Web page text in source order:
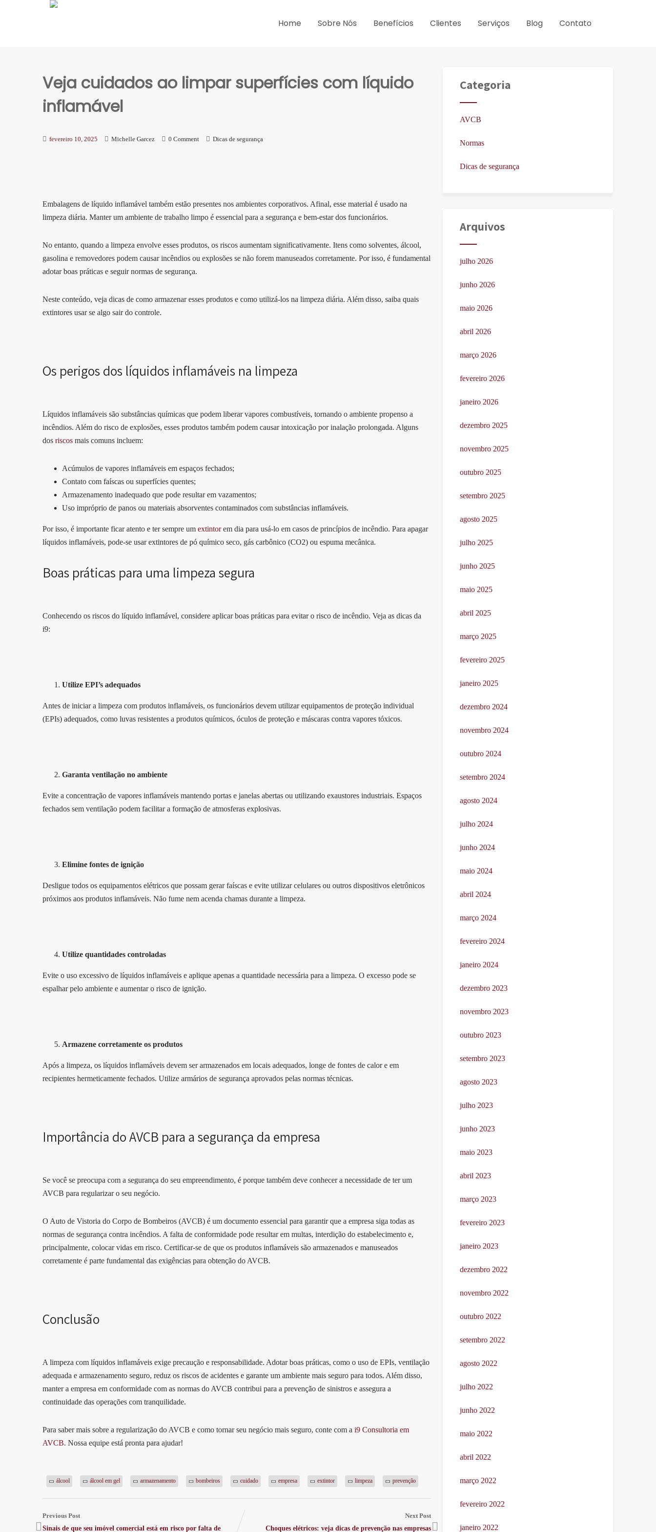
Home Sobre Nós Benefícios Clientes Serviços Blog Contato
Veja cuidados ao limpar superfícies com líquido
inflamável
fevereiro 10, 2025 Michelle Garcez 0 Comment Dicas de segurança
Embalagens de líquido inflamável também estão presentes nos ambientes corporativos. Afinal, esse material é usado na
limpeza diária. Manter um ambiente de trabalho limpo é essencial para a segurança e bem-estar dos funcionários.
No entanto, quando a limpeza envolve esses produtos, os riscos aumentam significativamente. Itens como solventes, álcool,
gasolina e removedores podem causar incêndios ou explosões se não forem manuseados corretamente. Por isso, é fundamental
adotar boas práticas e seguir normas de segurança.
Neste conteúdo, veja dicas de como armazenar esses produtos e como utilizá-los na limpeza diária. Além disso, saiba quais
extintores usar se algo sair do controle.
Os perigos dos líquidos inflamáveis na limpeza
Líquidos inflamáveis são substâncias químicas que podem liberar vapores combustíveis, tornando o ambiente propenso a
incêndios. Além do risco de explosões, esses produtos também podem causar intoxicação por inalação prolongada. Alguns
dos riscos mais comuns incluem:
Acúmulos de vapores inflamáveis em espaços fechados;
Contato com faíscas ou superfícies quentes;
Armazenamento inadequado que pode resultar em vazamentos;
Uso impróprio de panos ou materiais absorventes contaminados com substâncias inflamáveis.
Por isso, é importante ficar atento e ter sempre um extintorem dia para usá-lo em casos de princípios de incêndio. Para apagar
líquidos inflamáveis, pode-se usar extintores de pó químico seco, gás carbônico (CO2) ou espuma mecânica.
Boas práticas para uma limpeza segura
Conhecendo os riscos do líquido inflamável, considere aplicar boas práticas para evitar o risco de incêndio. Veja as dicas da
i9:
Utilize EPI’s adequados
Antes de iniciar a limpeza com produtos inflamáveis, os funcionários devem utilizar equipamentos de proteção individual
(EPIs) adequados, como luvas resistentes a produtos químicos, óculos de proteção e máscaras contra vapores tóxicos.
Garanta ventilação no ambiente
Evite a concentração de vapores inflamáveis mantendo portas e janelas abertas ou utilizando exaustores industriais. Espaços
fechados sem ventilação podem facilitar a formação de atmosferas explosivas.
Elimine fontes de ignição
Desligue todos os equipamentos elétricos que possam gerar faíscas e evite utilizar celulares ou outros dispositivos eletrônicos
próximos aos produtos inflamáveis. Não fume nem acenda chamas durante a limpeza.
Utilize quantidades controladas
Evite o uso excessivo de líquidos inflamáveis e aplique apenas a quantidade necessária para a limpeza. O excesso pode se
espalhar pelo ambiente e aumentar o risco de ignição.
Armazene corretamente os produtos
Após a limpeza, os líquidos inflamáveis devem ser armazenados em locais adequados, longe de fontes de calor e em
recipientes hermeticamente fechados. Utilize armários de segurança aprovados pelas normas técnicas.
Importância do AVCB para a segurança da empresa
Se você se preocupa com a segurança do seu empreendimento, é porque também deve conhecer a necessidade de ter um
AVCB para regularizar o seu negócio.
O Auto de Vistoria do Corpo de Bombeiros (AVCB) é um documento essencial para garantir que a empresa siga todas as
normas de segurança contra incêndios. A falta de conformidade pode resultar em multas, interdição do estabelecimento e,
principalmente, colocar vidas em risco. Certificar-se de que os produtos inflamáveis são armazenados e manuseados
corretamente é parte fundamental das exigências para obtenção do AVCB.
Conclusão
A limpeza com líquidos inflamáveis exige precaução e responsabilidade. Adotar boas práticas, como o uso de EPIs, ventilação
adequada e armazenamento seguro, reduz os riscos de acidentes e garante um ambiente mais seguro para todos. Além disso,
manter a empresa em conformidade com as normas do AVCB contribui para a prevenção de sinistros e assegura a
continuidade das operações com tranquilidade.
Para saber mais sobre a regularização do AVCB e como tornar seu negócio mais seguro, conte com a i9 Consultoria em
AVCB. Nossa equipe está pronta para ajudar!
álcool álcool em gel armazenamento bombeiros cuidado empresa extintor limpeza prevenção
Previous Post
Sinais de que seu imóvel comercial está em risco por falta de
Next Post
Choques elétricos: veja dicas de prevenção nas empresas
Categoria
AVCB
Normas
Dicas de segurança
Arquivos
julho 2026
junho 2026
maio 2026
abril 2026
março 2026
fevereiro 2026
janeiro 2026
dezembro 2025
novembro 2025
outubro 2025
setembro 2025
agosto 2025
julho 2025
junho 2025
maio 2025
abril 2025
março 2025
fevereiro 2025
janeiro 2025
dezembro 2024
novembro 2024
outubro 2024
setembro 2024
agosto 2024
julho 2024
junho 2024
maio 2024
abril 2024
março 2024
fevereiro 2024
janeiro 2024
dezembro 2023
novembro 2023
outubro 2023
setembro 2023
agosto 2023
julho 2023
junho 2023
maio 2023
abril 2023
março 2023
fevereiro 2023
janeiro 2023
dezembro 2022
novembro 2022
outubro 2022
setembro 2022
agosto 2022
julho 2022
junho 2022
maio 2022
abril 2022
março 2022
fevereiro 2022
janeiro 2022